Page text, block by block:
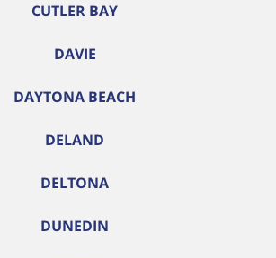
CUTLER BAY
DAVIE
DAYTONA BEACH
DELAND
DELTONA
DUNEDIN